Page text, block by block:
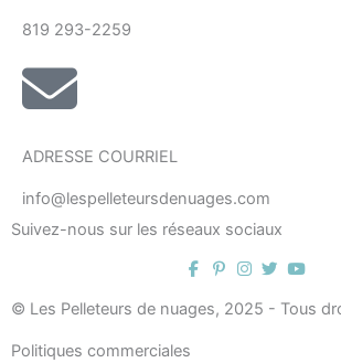
819 293-2259
ADRESSE COURRIEL
info@lespelleteursdenuages.com
Suivez-nous sur les réseaux sociaux
© Les Pelleteurs de nuages, 2025 - Tous
Politiques commerciales